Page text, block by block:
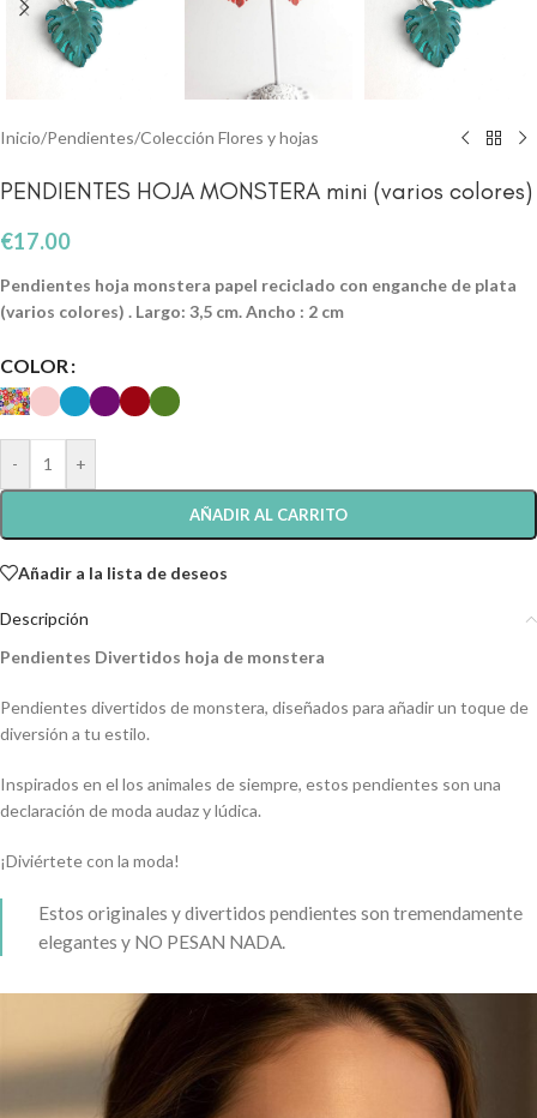
Inicio/Pendientes/Colección Flores y hojas
PENDIENTES HOJA MONSTERA mini (varios colores)
€17.00
Pendientes hoja monstera papel reciclado con enganche de plata
(varios colores) . Largo: 3,5 cm. Ancho : 2 cm
COLOR
- +
AÑADIR AL CARRITO
Añadir a la lista de deseos
Descripción
Pendientes Divertidos hoja de monstera
Pendientes divertidos de monstera, diseñados para añadir un toque de
diversión a tu estilo.
Inspirados en el los animales de siempre, estos pendientes son una
declaración de moda audaz y lúdica.
¡Diviértete con la moda!
Estos originales y divertidos pendientes son tremendamente
elegantes y NO PESAN NADA.